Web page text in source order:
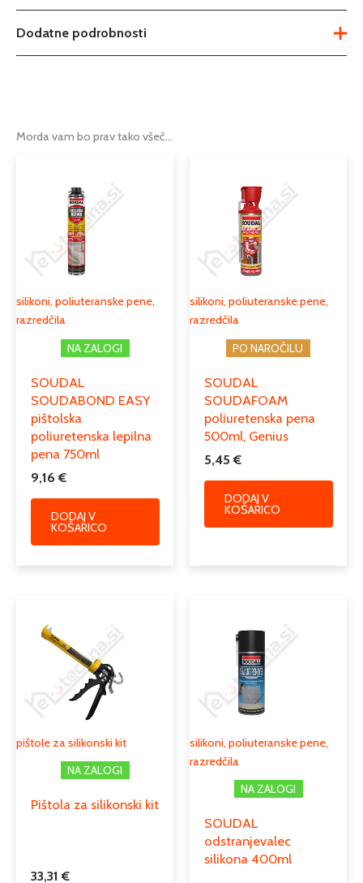
Dodatne podrobnosti
Podkategorija2
Podkategorija3
Morda vam bo prav tako všeč…
silikoni, poliuteranske pene,
razredčila
NA ZALOGI
SOUDAL
SOUDABOND EASY
pištolska
poliuretenska lepilna
pena 750ml
9,16€
DODAJ V
KOŠARICO
silikoni, poliuteranske pene,
razredčila
PO NAROČILU
SOUDAL
SOUDAFOAM
poliuretenska pena
500ml, Genius
5,45€
DODAJ V
KOŠARICO
pištole za silikonski kit
NA ZALOGI
Pištola za silikonski kit
33,31€
silikoni, poliuteranske pene,
razredčila
NA ZALOGI
SOUDAL
odstranjevalec
silikona 400ml